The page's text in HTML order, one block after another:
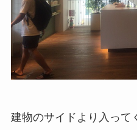
建物のサイドより入って